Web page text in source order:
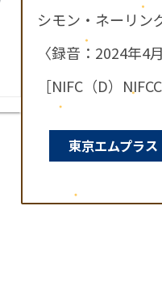
シモン・ネーリン
〈録音：2024年4月
［NIFC（D）
東京エムプラス